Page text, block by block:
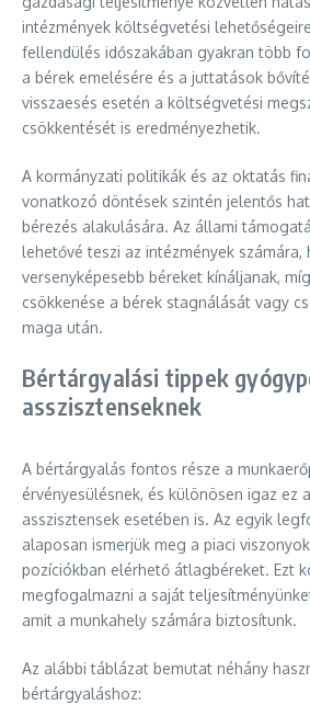
intézmények költségvetési
fellendülés időszakában gyakran több
a bérek emelésére és a juttatások
visszaesés esetén a költségvetési
csökkentését is eredményezhetik.
A kormányzati politikák és az oktatás
vonatkozó döntések szintén jelentős
bérezés alakulására. Az állami
lehetővé teszi az intézmények számára,
versenyképesebb béreket kínáljanak,
csökkenése a bérek stagnálását vagy
maga után.
Bértárgyalási tippek
asszisztenseknek
A bértárgyalás fontos része a
érvényesülésnek, és különösen igaz ez
asszisztensek esetében is. Az egyik
alaposan ismerjük meg a piaci
pozíciókban elérhető átlagbéreket. Ezt
megfogalmazni a saját
amit a munkahely számára biztosítunk.
Az alábbi táblázat bemutat néhány
bértárgyaláshoz: